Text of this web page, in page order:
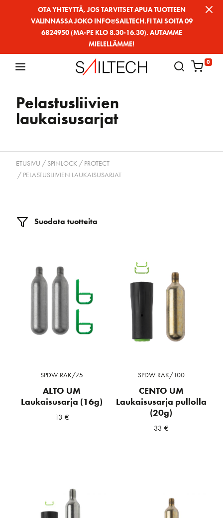
OTA YHTEYTTÄ, JOS TARVITSET APUA TUOTTEEN
VALINNASSA JOKO INFO@SAILTECH.FI TAI SOITA 09
6824950 (MA-PE KLO 8.30-16.30). AUTAMME
MIELELLÄMME!
0
Pelastusliivien
laukaisusarjat
ETUSIVU / SPINLOCK / PROTECT
/ PELASTUSLIIVIEN LAUKAISUSARJAT
Suodata tuotteita
SPDW-RAK/75
ALTO UM
Laukaisusarja (16g)
13 €
SPDW-RAK/100
CENTO UM
Laukaisusarja pullolla
(20g)
33 €